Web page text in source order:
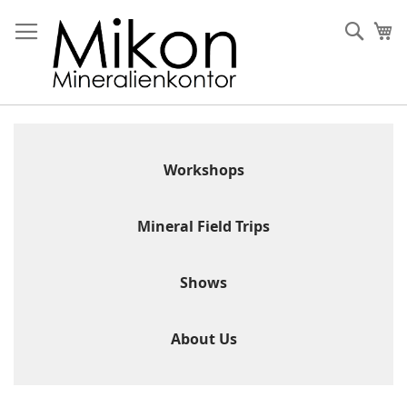
to
Content
Workshops
Mineral Field Trips
Shows
About Us